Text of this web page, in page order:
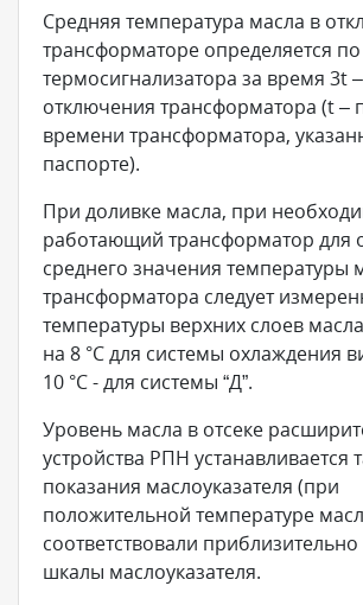
Средняя температура масла в
трансформаторе определяется
термосигнализатора за время 3t
отключения трансформатора (t –
времени трансформатора,
паспорте).
При доливке масла, при
работающий трансформатор для
среднего значения температуры
трансформатора следует
температуры верхних слоев
на 8 °С для системы охлаждения
10 °С - для системы “Д”.
Уровень масла в отсеке
устройства РПН устанавливается
показания маслоуказателя (при
положительной температуре
соответствовали
шкалы маслоуказателя.